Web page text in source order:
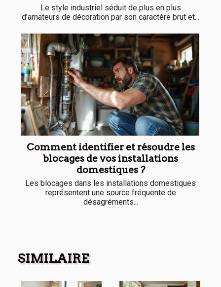
Le style industriel séduit de plus en plus
d’amateurs de décoration par son caractère brut et...
Comment identifier et résoudre les
blocages de vos installations
domestiques ?
Les blocages dans les installations domestiques
représentent une source fréquente de
désagréments...
SIMILAIRE